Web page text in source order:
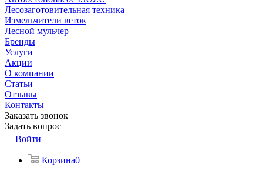
Лесозаготовительная техника
Измельчители веток
Лесной мульчер
Бренды
Услуги
Акции
О компании
Статьи
Отзывы
Контакты
Заказать звонок
Задать вопрос
Войти
Корзина0